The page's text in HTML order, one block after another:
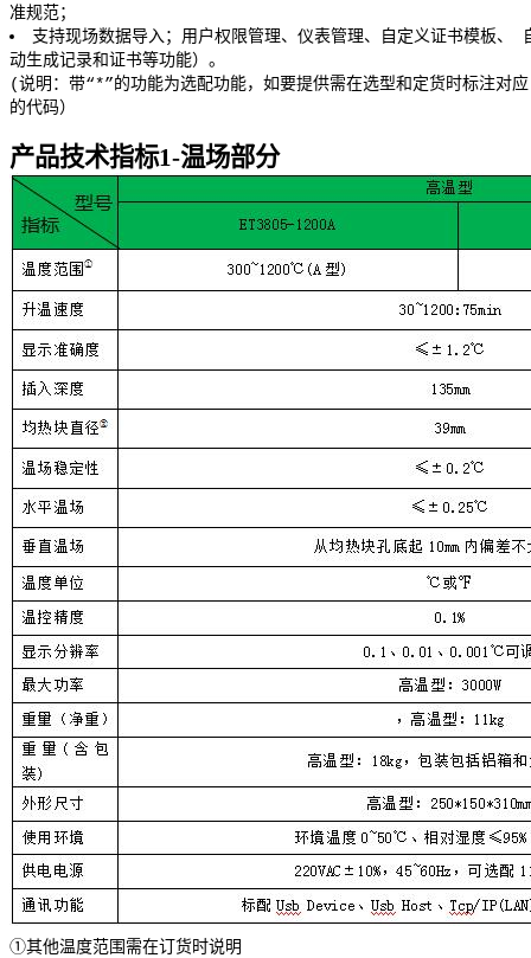
准规范；
支持现场数据导入；用户权限管理、仪表管理、自定义证书模板、
动生成记录和证书等功能）。
(说明：带“*”的功能为选配功能，如要提供需在选型和定货时标注对应
的代码）
产品技术指标1-温场部分
①其他温度范围需在订货时说明